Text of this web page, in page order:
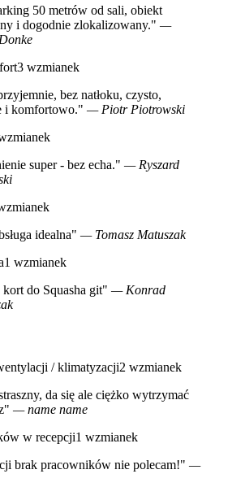
50 metrów od sali, obiekt
i dogodnie zlokalizowany." —
3 wzmianek
bez natłoku, czysto,
i komfortowo." — Piotr Piotrowski
super - bez echa." — Ryszard
idealna" — Tomasz Matuszak
1 wzmianek
kort do Squasha git" — Konrad
/ klimatyzacji2 wzmianek
da się ale ciężko wytrzymać
— name name
w recepcji1 wzmianek
brak pracowników nie polecam!" —